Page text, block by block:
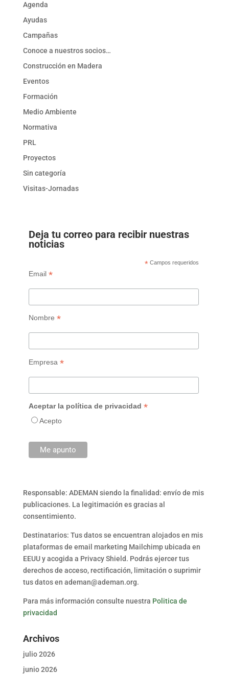
Agenda
Ayudas
Campañas
Conoce a nuestros socios…
Construcción en Madera
Eventos
Formación
Medio Ambiente
Normativa
PRL
Proyectos
Sin categoría
Visitas-Jornadas
Deja tu correo para recibir nuestras
noticias
* Campos requeridos
Email *
Nombre *
Empresa *
Aceptar la política de privacidad *
Acepto
Responsable: ADEMAN siendo la finalidad: envío de mis
publicaciones. La legitimación es gracias al
consentimiento.
Destinatarios: Tus datos se encuentran alojados en mis
plataformas de email marketing Mailchimp ubicada en
EEUU y acogida a Privacy Shield. Podrás ejercer tus
derechos de acceso, rectificación, limitación o suprimir
tus datos en ademan@ademan.org.
Para más información consulte nuestra Politica de
privacidad
Archivos
julio 2026
junio 2026